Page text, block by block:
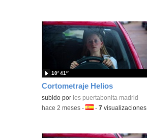
Cortometraje Helios
Contenido educativo.
subido pories puertabonita madrid
10′ 41″
-hace 2 meses -Idioma:
-7 visualizaciones